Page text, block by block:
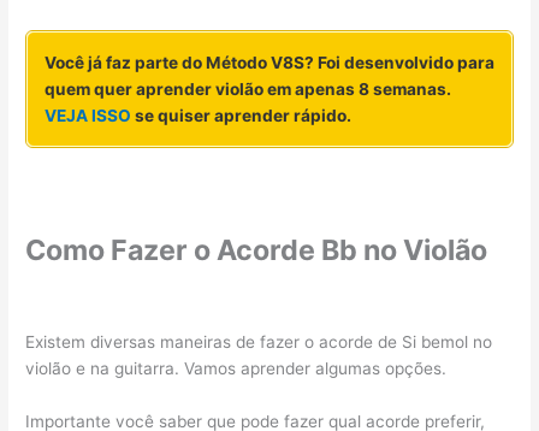
Você já faz parte do Método V8S? Foi desenvolvido para
quem quer aprender violão em apenas 8 semanas.
VEJA ISSO se quiser aprender rápido.
Como Fazer o Acorde Bb no Violão
Existem diversas maneiras de fazer o acorde de Si bemol no
violão e na guitarra. Vamos aprender algumas opções.
Importante você saber que pode fazer qual acorde preferir,